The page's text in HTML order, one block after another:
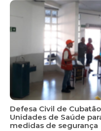
Defesa Civil de
Unidades de Saúde
medidas de segurança